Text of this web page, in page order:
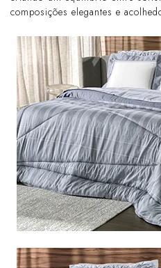
composições elegantes e